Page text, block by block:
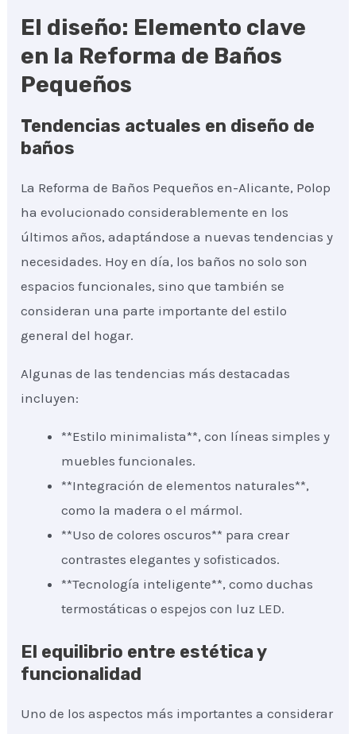
El diseño: Elemento clave
en la Reforma de Baños
Pequeños
Tendencias actuales en diseño de
baños
La Reforma de Baños Pequeños en-Alicante, Polop
ha evolucionado considerablemente en los
últimos años, adaptándose a nuevas tendencias y
necesidades. Hoy en día, los baños no solo son
espacios funcionales, sino que también se
consideran una parte importante del estilo
general del hogar.
Algunas de las tendencias más destacadas
incluyen:
**Estilo minimalista**, con líneas simples y
muebles funcionales.
**Integración de elementos naturales**,
como la madera o el mármol.
**Uso de colores oscuros** para crear
contrastes elegantes y sofisticados.
**Tecnología inteligente**, como duchas
termostáticas o espejos con luz LED.
El equilibrio entre estética y
funcionalidad
Uno de los aspectos más importantes a considerar